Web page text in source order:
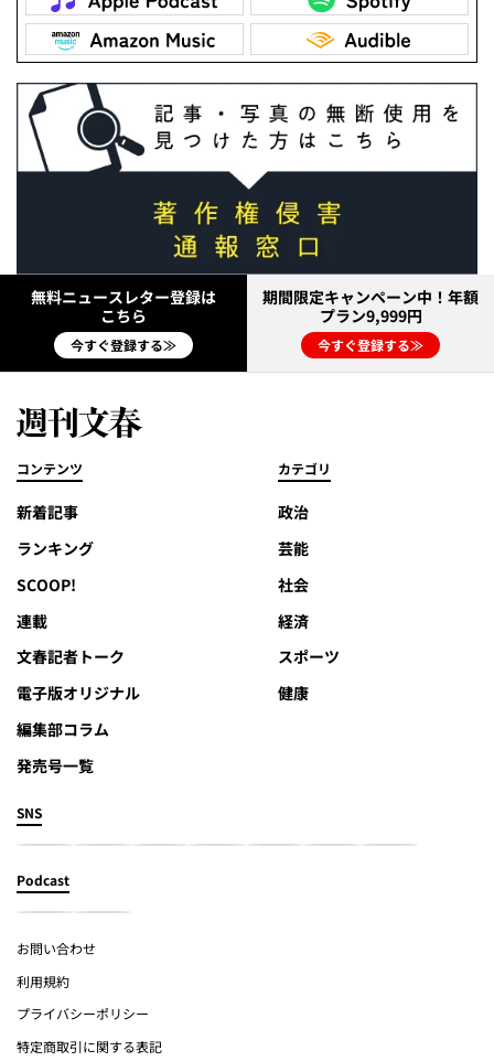
無料ニュースレター登録は
こちら
今すぐ登録する≫
期間限定キャンペーン中！年額
プラン9,999円
今すぐ登録する≫
コンテンツ
新着記事
ランキング
SCOOP!
連載
文春記者トーク
電子版オリジナル
編集部コラム
発売号一覧
カテゴリ
政治
芸能
社会
経済
スポーツ
健康
SNS
Podcast
お問い合わせ
利用規約
プライバシーポリシー
特定商取引に関する表記